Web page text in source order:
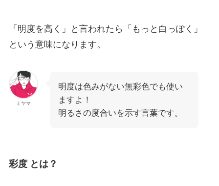
「明度を高く」と言われたら「もっと白っぽく」
という意味になります。
ミヤマ
明度は色みがない無彩色でも使い
ますよ！
明るさの度合いを示す言葉です。
彩度 とは？